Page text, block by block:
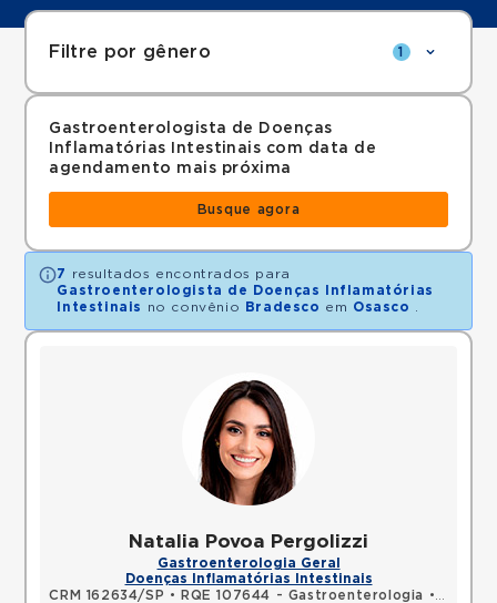
Filtre por gênero 1
Gastroenterologista de Doenças
Inflamatórias Intestinais com data de
agendamento mais próxima
Busque agora
7
resultados encontrados para
Gastroenterologista de Doenças Inflamatórias
Intestinais
no convênio Bradesco em Osasco
Natalia Povoa Pergolizzi
Gastroenterologia Geral
Doenças Inflamatórias Intestinais
CRM 162634/SP • RQE 107644 - Gastroenterologia •